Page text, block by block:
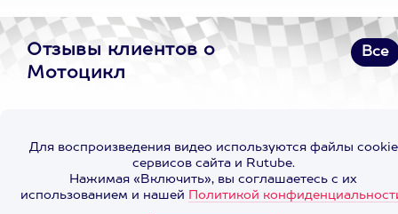
Отзывы клиентов о
Мотоцикл
Все
Для воспроизведения видео используются файлы cookie
сервисов сайта и Rutube.
Нажимая «Включить», вы соглашаетесь с их
использованием и нашей Политикой